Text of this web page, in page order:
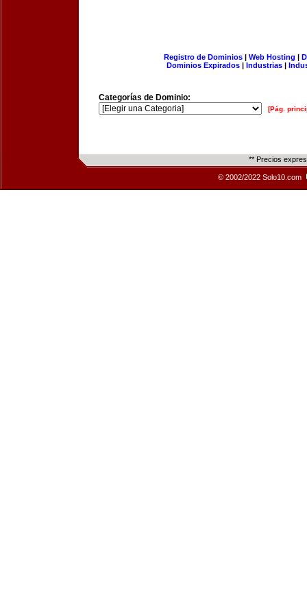
Registro de Dominios| Web Hosting |
Dominios Expirados | Industrias |
Categorías de Dominio:
[Pág.
** Precios
© 2002/2022 Solo10.com